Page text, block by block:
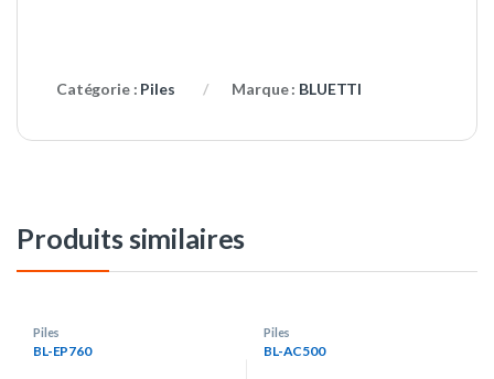
Catégorie : Piles Marque : BLUETTI
Produits similaires
Piles
BL-EP760
Piles
BL-AC500